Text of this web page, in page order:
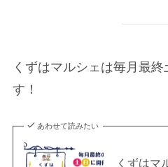
くずはマルシェは毎月最
す！
あわせて読みたい
くずはマ